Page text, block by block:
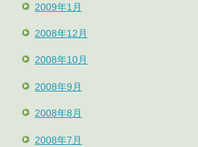
2009年1月
2008年12月
2008年10月
2008年9月
2008年8月
2008年7月